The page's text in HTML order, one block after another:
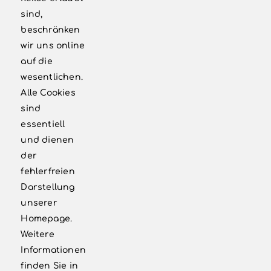
sind,
beschränken
wir uns online
auf die
wesentlichen.
Alle Cookies
sind
essentiell
und dienen
der
fehlerfreien
Darstellung
unserer
Homepage.
Weitere
Informationen
finden Sie in